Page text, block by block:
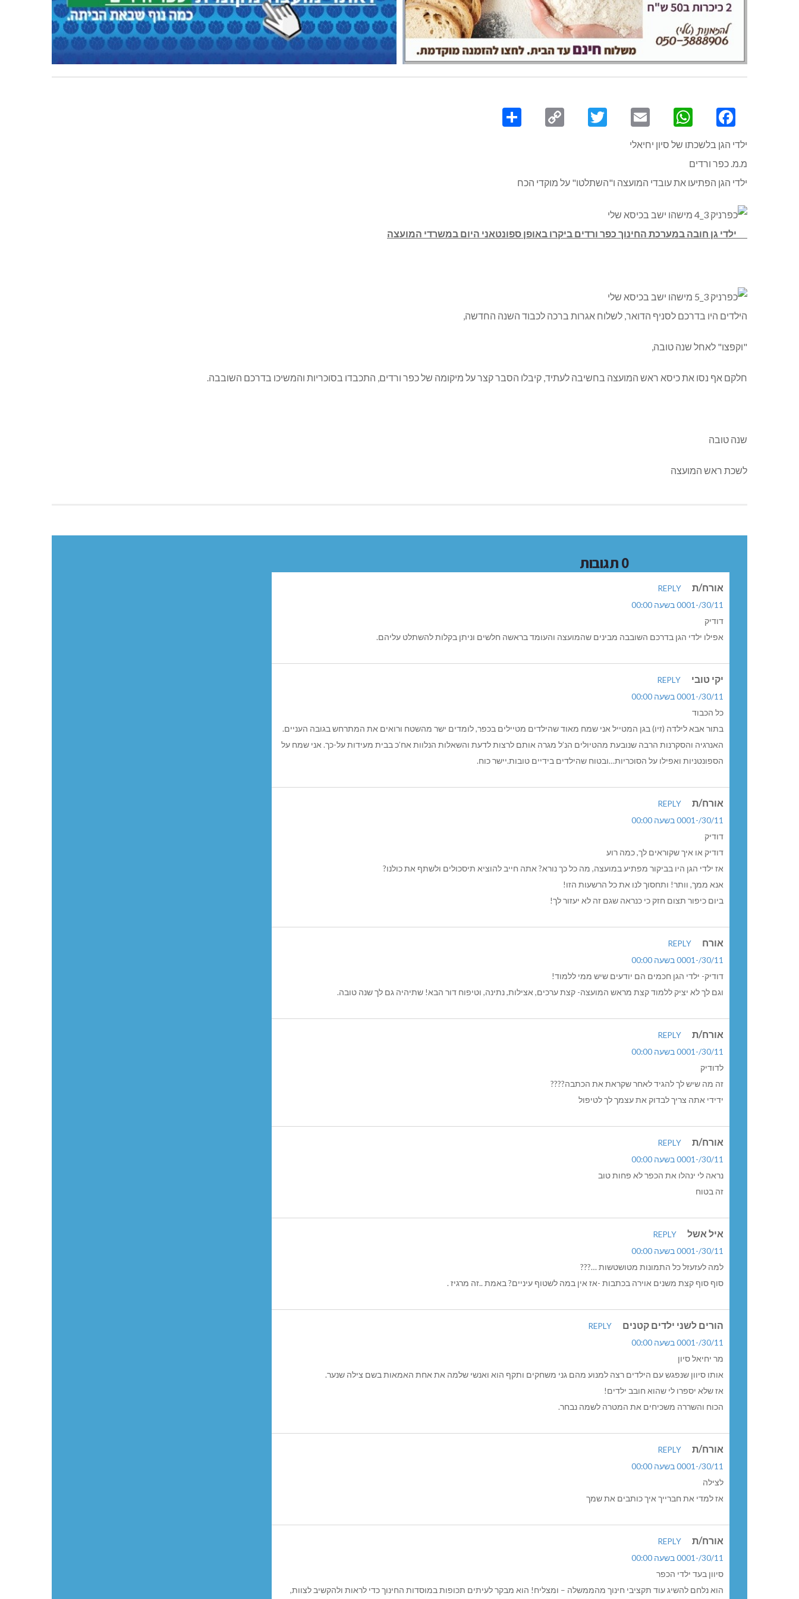
Facebook
WhatsApp
Email
Twitter
Copy
ילדי הגן בלשכתו של סיון יחיאלי
מ.מ. כפר ורדים
ילדי הגן הפתיעו את עובדי המועצה ו"השתלטו" על מוקדי הכח
ילדי גן חובה במערכת החינוך כפר ורדים ביקרו באופן ספונטאני היום במשרדי המועצה
הילדים היו בדרכם לסניף הדואר, לשלוח אגרות ברכה לכבוד השנה החדשה,
"וקפצו" לאחל שנה טובה,
חלקם אף נסו את כיסא ראש המועצה בחשיבה לעתיד, קיבלו הסבר קצר על מיקומה של כפר ורדים, התכבדו בסוכריות והמשיכו בדרכם השובבה.
שנה טובה
לשכת ראש המועצה
0 תגובות
אורח/ת
REPLY
30/11/-0001 בשעה 00:00
דודיק
אפילו ילדי הגן בדרכם השובבה מבינים שהמועצה והעומד בראשה חלשים וניתן בקלות להשתלט עליהם.
יקי טובי
REPLY
30/11/-0001 בשעה 00:00
כל הכבוד
בתור אבא לילדה (זיו) בגן המטייל אני שמח מאוד שהילדים מטיילים בכפר, לומדים ישר מהשטח ורואים את המתרחש בגובה העניים.
האנרגיה והסקרנות הרבה שנובעת מהטיולים הנ’ל מגרה אותם לרצות לדעת והשאלות הנלוות אח’כ בבית מעידות על-כך. אני שמח על
הספונטניות ואפילו על הסוכריות…ובטוח שהילדים בידיים טובות.יישר כוח.
אורח/ת
REPLY
30/11/-0001 בשעה 00:00
דודיק
דודיק או איך שקוראים לך, כמה רוע
אז ילדי הגן היו בביקור מפתיע במועצה, מה כל כך נורא? אתה חייב להוציא תיסכולים ולשתף את כולנו?
אנא ממך, וותר! ותחסוך לנו את כל הרשעות הזו!
ביום כיפור תצום חזק כי כנראה שגם זה לא יעזור לך!
אורח
REPLY
30/11/-0001 בשעה 00:00
דודיק- ילדי הגן חכמים הם יודעים שיש ממי ללמוד!
וגם לך לא יציק ללמוד קצת מראש המועצה- קצת ערכים, אצילות, נתינה, וטיפוח דור הבא! שתיהיה גם לך שנה טובה.
אורח/ת
REPLY
30/11/-0001 בשעה 00:00
לדודיק
זה מה שיש לך להגיד לאחר שקראת את הכתבה????
ידידי אתה צריך לבדוק את עצמך לך לטיפול
אורח/ת
REPLY
30/11/-0001 בשעה 00:00
נראה לי ינהלו את הכפר לא פחות טוב
זה בטוח
איל אשל
REPLY
30/11/-0001 בשעה 00:00
למה לעזעזל כל התמונות מטושטשות …???
סוף סוף קצת משנים אוירה בכתבות -אז אין במה לשטוף עיניים? באמת ..זה מרגיז .
הורים לשני ילדים קטנים
REPLY
30/11/-0001 בשעה 00:00
מר יחיאל סיון
אותו סיוון שנפגש עם הילדים רצה למנוע מהם גני משחקים ותקף הוא ואנשי שלמה את אחת האמאות בשם צילה שנער.
אז שלא יספרו לי שהוא חובב ילדים!
הכוח והשררה משכיחים את המטרה לשמה נבחר.
אורח/ת
REPLY
30/11/-0001 בשעה 00:00
לצילה
אז למדי את חברייך איך כותבים את שמך
אורח/ת
REPLY
30/11/-0001 בשעה 00:00
סיוון בעד ילדי הכפר
הוא נלחם להשיג עוד תקציבי חינוך מהממשלה – ומצליח! הוא מבקר לעיתים תכופות במוסדות החינוך כדי לראות ולהקשיב לצוות,